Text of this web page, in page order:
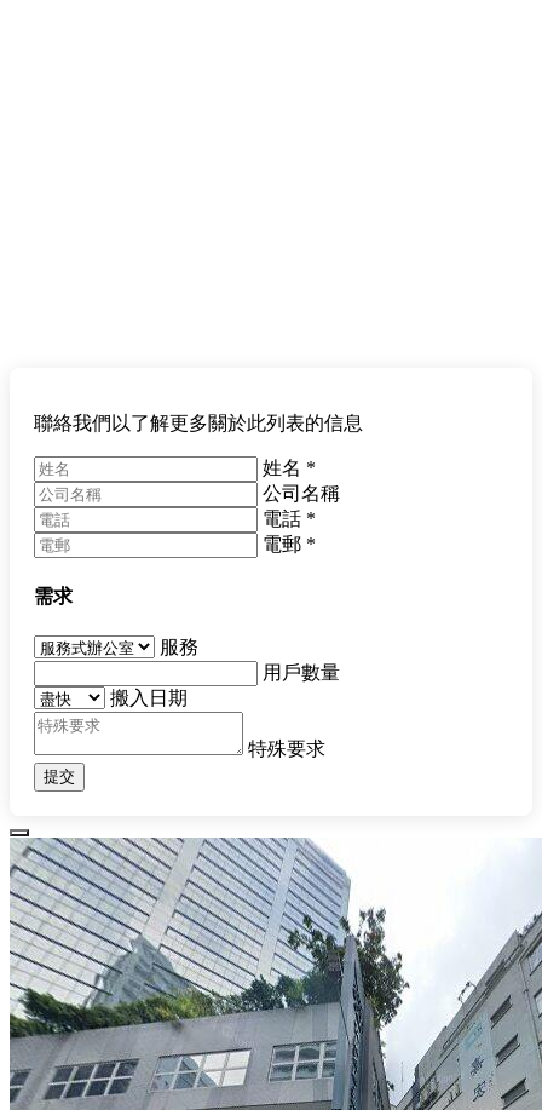
聯絡我們以了解更多關於此列表的信息
姓名 *
公司名稱
電話 *
電郵 *
需求
服務
用戶數量
搬入日期
特殊要求
提交